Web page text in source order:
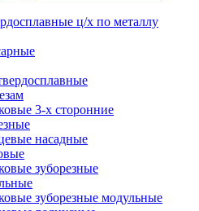
ц/х по металлу
3-х сторонние
насадные
зуборезные
зуборезные модульные